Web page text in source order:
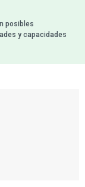
posibles
y capacidades